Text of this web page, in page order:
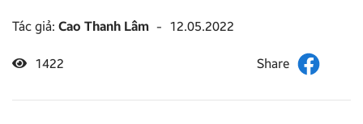
Tác giả: Cao Thanh Lâm - 12.05.2022
1422